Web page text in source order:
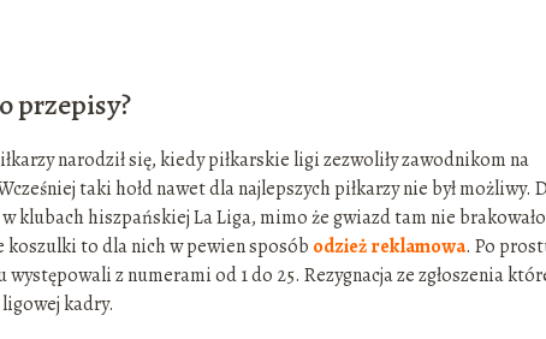
przepisy?
narodził się, kiedy piłkarskie ligi zezwoliły zawodnikom na
taki hołd nawet dla najlepszych piłkarzy nie był możliwy.
klubach hiszpańskiej La Liga, mimo że gwiazd tam nie
to dla nich w pewien sposób odzież reklamowa. Po
z numerami od 1 do 25. Rezygnacja ze zgłoszenia
kadry.